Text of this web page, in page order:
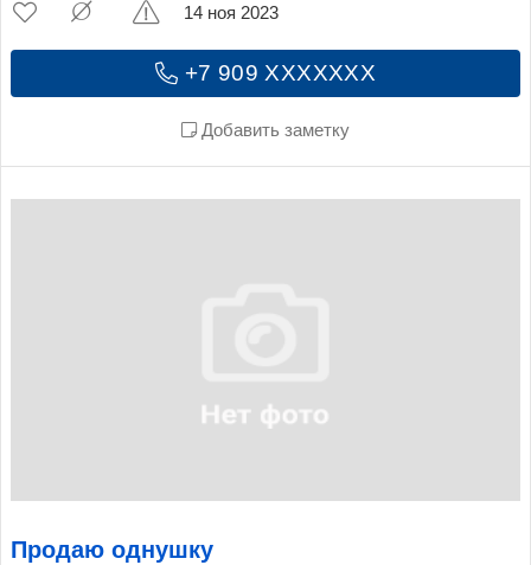
+7 909 XXXXXXX
Добавить заметку
14 ноя 2023
Продаю однушку